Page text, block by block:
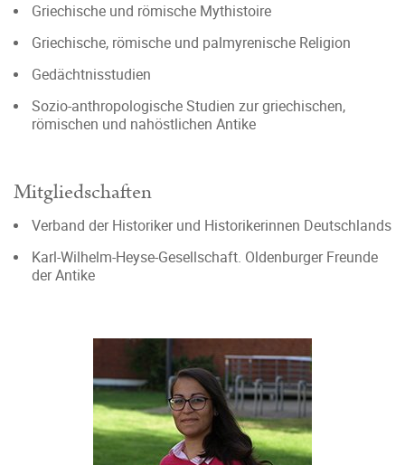
Griechische und römische Mythistoire
Griechische, römische und palmyrenische Religion
Gedächtnisstudien
Sozio-anthropologische Studien zur griechischen,
römischen und nahöstlichen Antike
Mitgliedschaften
Verband der Historiker und Historikerinnen Deutschlands
Karl-Wilhelm-Heyse-Gesellschaft. Oldenburger Freunde
der Antike